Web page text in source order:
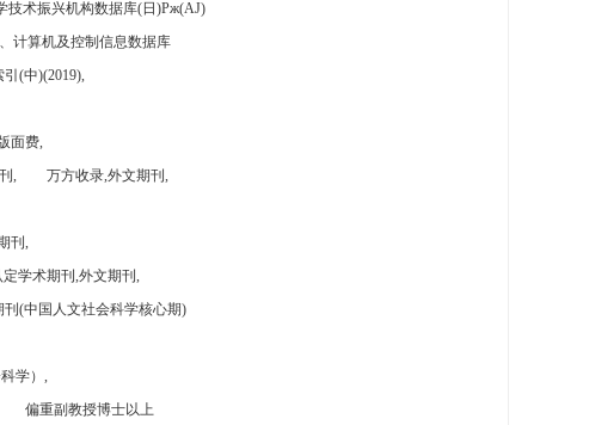
技术振兴机构数据库(日)Pж(AJ)
计算机及控制信息数据库
(中)(2019),
面费,
,
万方收录,外文期刊,
刊,
学术期刊,外文期刊,
刊(中国人文社会科学核心期)
学）,
偏重副教授博士以上